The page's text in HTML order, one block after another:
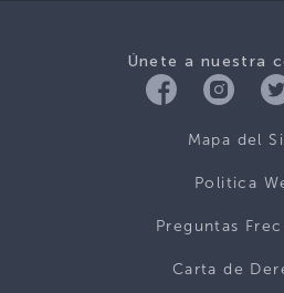
Únete a nuestra
Mapa del
Politica
Preguntas
Carta de